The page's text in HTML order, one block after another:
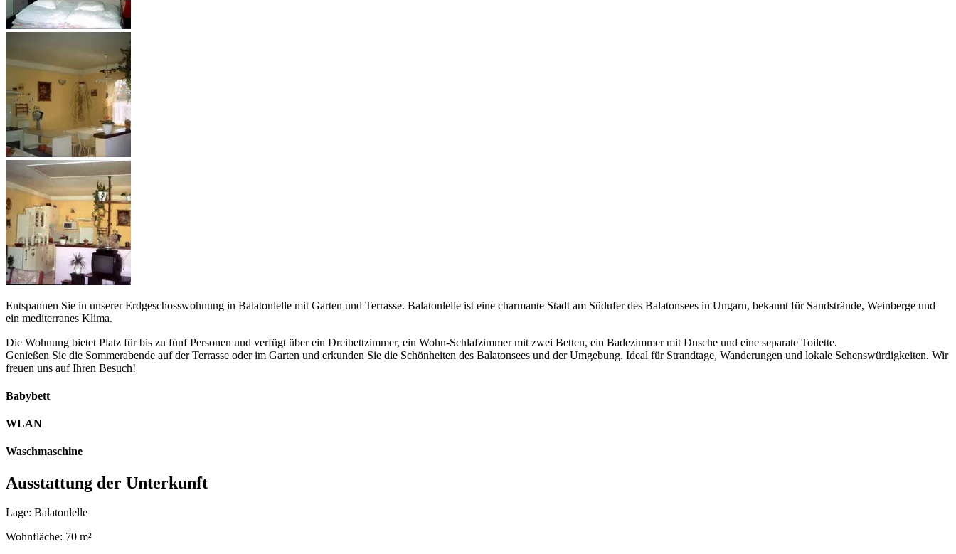
Entspannen Sie in unserer Erdgeschosswohnung in Balatonlelle mit Garten und Terrasse. Balatonlelle ist eine charmante Stadt am Südufer des Balatonsees in Ungarn, bekannt für Sandstrände, Weinberge und
ein mediterranes Klima.
Die Wohnung bietet Platz für bis zu fünf Personen und verfügt über ein Dreibettzimmer, ein Wohn-Schlafzimmer mit zwei Betten, ein Badezimmer mit Dusche und eine separate Toilette.
Genießen Sie die Sommerabende auf der Terrasse oder im Garten und erkunden Sie die Schönheiten des Balatonsees und der Umgebung. Ideal für Strandtage, Wanderungen und lokale Sehenswürdigkeiten. Wir
freuen uns auf Ihren Besuch!
Babybett
WLAN
Waschmaschine
Ausstattung der Unterkunft
Lage: Balatonlelle
Wohnfläche: 70 m²